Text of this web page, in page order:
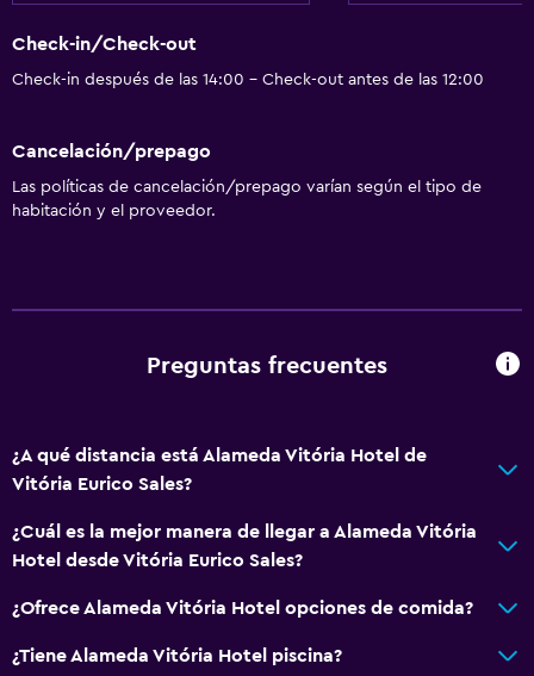
Check-in/Check-out
Check-in después de las 14:00 - Check-out antes de las 12:00
Cancelación/prepago
Las políticas de cancelación/prepago varían según el tipo de
habitación y el proveedor.
Preguntas frecuentes
¿A qué distancia está Alameda Vitória Hotel de
Vitória Eurico Sales?
¿Cuál es la mejor manera de llegar a Alameda Vitória
Hotel desde Vitória Eurico Sales?
¿Ofrece Alameda Vitória Hotel opciones de comida?
¿Tiene Alameda Vitória Hotel piscina?